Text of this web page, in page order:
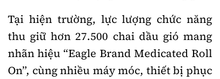
Phó Tổng biên tập:Nguyễn Sơn Tùng,
Nguyễn Đức Thắng, La Đức Hùng
Hotline:
0901 514 799
Quảng cáo và Phát hành:
0915 057 282
Tại hiện trường, lực lượng chức năng
thu giữ hơn 27.500 chai dầu gió mang
nhãn hiệu “Eagle Brand Medicated Roll
On”, cùng nhiều máy móc, thiết bị phục